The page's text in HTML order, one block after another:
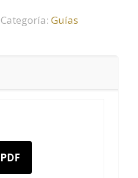
Categoría: Guías